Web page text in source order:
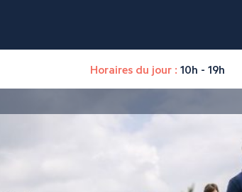
Horaires du jour : 10h - 19h